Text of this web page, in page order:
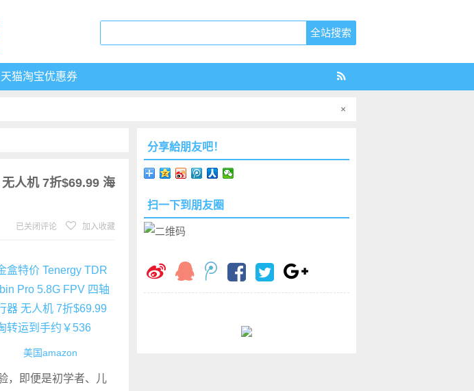
天猫淘宝优惠券
×
人机 7折$69.99 海
已关闭评论 加入收藏
美国amazon
，即便是初学者、儿
分享給朋友吧！
扫一下到朋友圈